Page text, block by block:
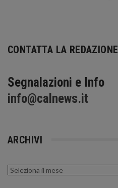
CONTATTA LA REDAZIONE
Segnalazioni e Info
info@calnews.it
ARCHIVI
Archivi